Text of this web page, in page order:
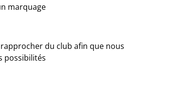
marquage
du club afin que nous
possibilités